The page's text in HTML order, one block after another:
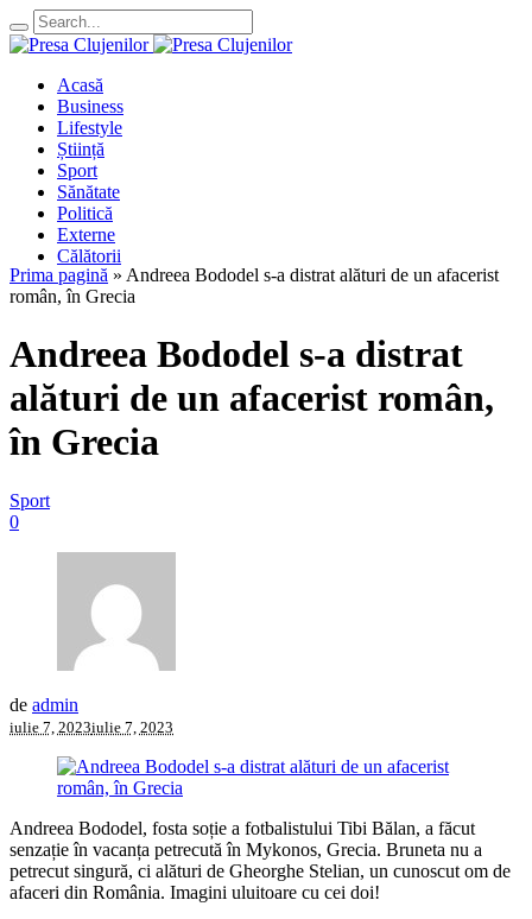
Acasă
Business
Lifestyle
Știință
Sport
Sănătate
Politică
Externe
Călătorii
Prima pagină » Andreea Bododel s-a distrat alături de un afacerist
român, în Grecia
Andreea Bododel s-a distrat
alături de un afacerist român,
în Grecia
Sport
0
de admin
iulie 7, 2023iulie 7, 2023
Andreea Bododel, fosta soție a fotbalistului Tibi Bălan, a făcut
senzație în vacanța petrecută în Mykonos, Grecia. Bruneta nu a
petrecut singură, ci alături de Gheorghe Stelian, un cunoscut om de
afaceri din România. Imagini uluitoare cu cei doi!